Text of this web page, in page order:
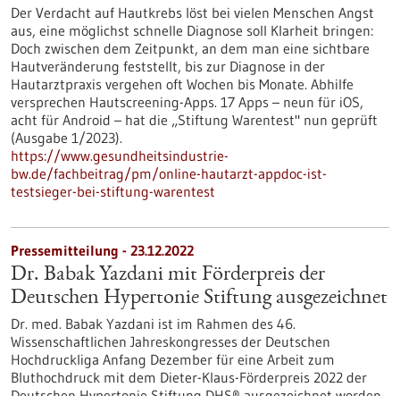
Der Verdacht auf Hautkrebs löst bei vielen Menschen Angst
aus, eine möglichst schnelle Diagnose soll Klarheit bringen:
Doch zwischen dem Zeitpunkt, an dem man eine sichtbare
Hautveränderung feststellt, bis zur Diagnose in der
Hautarztpraxis vergehen oft Wochen bis Monate. Abhilfe
versprechen Hautscreening-Apps. 17 Apps – neun für iOS,
acht für Android – hat die „Stiftung Warentest" nun geprüft
(Ausgabe 1/2023).
https://www.gesundheitsindustrie-
bw.de/fachbeitrag/pm/online-hautarzt-appdoc-ist-
testsieger-bei-stiftung-warentest
Pressemitteilung - 23.12.2022
Dr. Babak Yazdani mit Förderpreis der
Deutschen Hypertonie Stiftung ausgezeichnet
Dr. med. Babak Yazdani ist im Rahmen des 46.
Wissenschaftlichen Jahreskongresses der Deutschen
Hochdruckliga Anfang Dezember für eine Arbeit zum
Bluthochdruck mit dem Dieter-Klaus-Förderpreis 2022 der